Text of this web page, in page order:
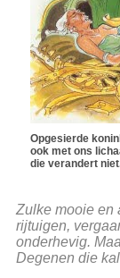
Opgesierde
ook met ons
die verandert
Zulke mooie en
rijtuigen,
onderhevig.
Degenen die